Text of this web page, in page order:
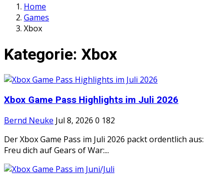
Home
Games
Xbox
Kategorie: Xbox
Xbox Game Pass Highlights im Juli 2026
Bernd Neuke Jul 8, 2026 0 182
Der Xbox Game Pass im Juli 2026 packt ordentlich aus:
Freu dich auf Gears of War:...